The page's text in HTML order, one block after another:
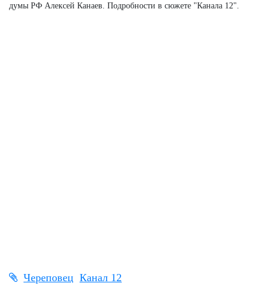
думы РФ Алексей Канаев. Подробности в сюжете "Канала 12".
Череповец Канал 12